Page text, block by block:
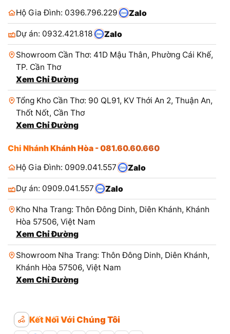
Hộ Gia Đình: 0396.796.229
Zalo
Dự án: 0932.421.818 Zalo
Showroom Cần Thơ: 41D Mậu Thân, Phường Cái Khế,
TP. Cần Thơ
Xem Chỉ Đường
Tổng Kho Cần Thơ: 90 QL91, KV Thới An 2, Thuận An,
Thốt Nốt, Cần Thơ
Xem Chỉ Đường
Chi Nhánh Khánh Hòa - 081.60.60.660
Hộ Gia Đình: 0909.041.557
Zalo
Dự án: 0909.041.557 Zalo
Kho Nha Trang: Thôn Đông Dinh, Diên Khánh, Khánh
Hòa 57506, Việt Nam
Xem Chỉ Đường
Showroom Nha Trang: Thôn Đông Dinh, Diên Khánh,
Khánh Hòa 57506, Việt Nam
Xem Chỉ Đường
Kết Nối Với Chúng Tôi